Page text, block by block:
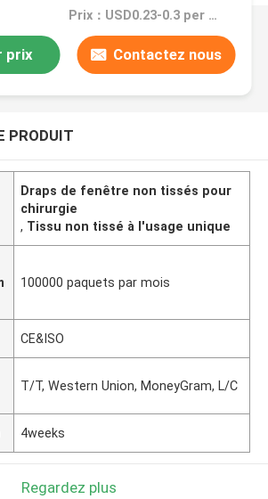
Prix：USD0.23-0.3 per piece
prix Contactez nous
PRODUIT
Draps de fenêtre non tissés pour
chirurgie
, Tissu non tissé à l'usage unique
100000 paquets par mois
CE&ISO
T/T, Western Union, MoneyGram, L/C
4weeks
Regardez plus